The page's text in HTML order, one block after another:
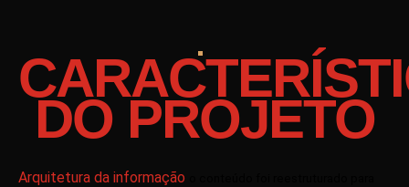
DO PROJETO
Arquitetura da informação